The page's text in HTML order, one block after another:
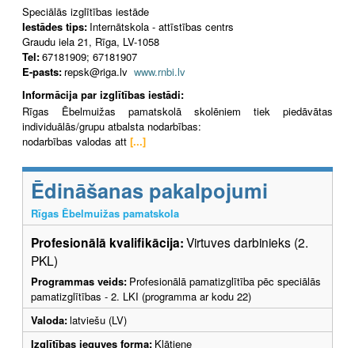
Speciālās izglītības iestāde
Iestādes tips: Internātskola - attīstības centrs
Graudu iela 21, Rīga, LV-1058
Tel:67181909; 67181907
E-pasts: repsk@riga.lv www.rnbi.lv
Informācija par izglītības iestādi:
Rīgas Ēbelmuižas pamatskolā skolēniem tiek piedāvātas
individuālās/grupu atbalsta nodarbības:
nodarbības valodas att [...]
Ēdināšanas pakalpojumi
Rīgas Ēbelmuižas pamatskola
Profesionālā kvalifikācija:Virtuves darbinieks (2.
PKL)
Programmas veids: Profesionālā pamatizglītība pēc speciālās
pamatizglītības - 2. LKI (programma ar kodu 22)
Valoda:latviešu (LV)
Izglītības ieguves forma: Klātiene